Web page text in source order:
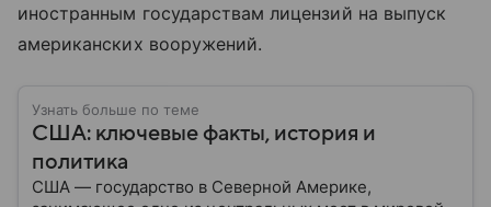
иностранным государствам лицензий на выпуск
американских вооружений.
Узнать больше по теме
США: ключевые факты, история и
политика
США — государство в Северной Америке,